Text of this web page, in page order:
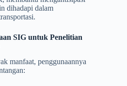
dihadapi dalam
SIG untuk Penelitian
manfaat, penggunaannya